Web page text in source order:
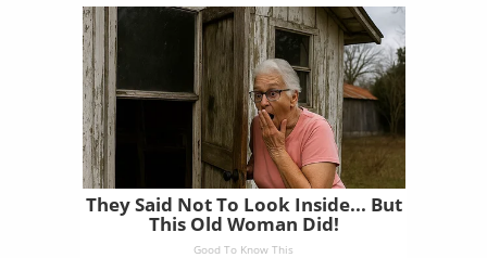
They Said Not To Look Inside... But
This Old Woman Did!
Good To Know This